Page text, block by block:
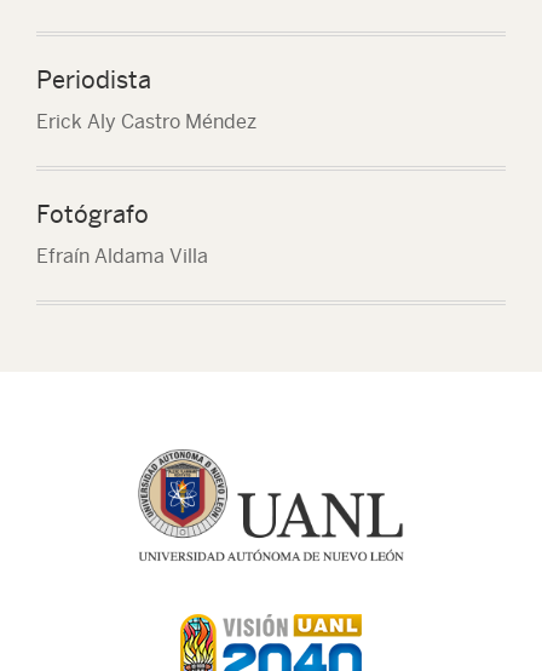
Periodista
Erick Aly Castro Méndez
Fotógrafo
Efraín Aldama Villa